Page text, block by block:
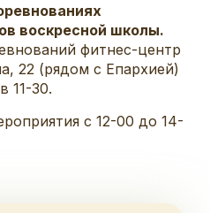
воскресной школы.
фитнес-центр
22 (рядом с Епархией)
11-30.
с 12-00 до 14-